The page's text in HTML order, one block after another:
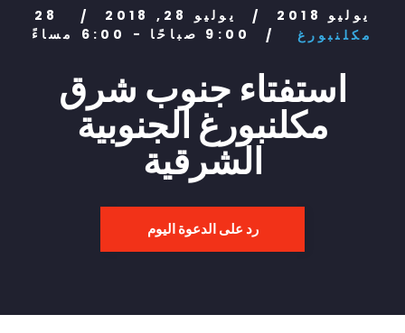
28 يوليو 2018 / يوليو 28, 2018
/
9:00 صباحًا - 6:00 مساءً
/ مكلنبورغ
استفتاء جنوب شرق
مكلنبورغ الجنوبية
الشرقية
رد على الدعوة اليوم